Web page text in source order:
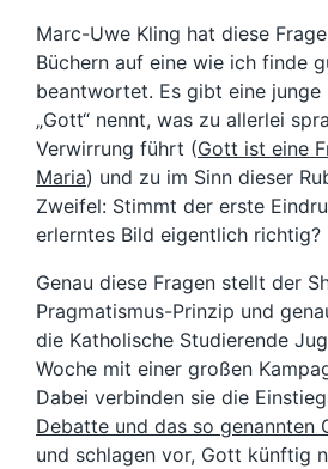
Marc-Uwe Kling hat diese
Büchern auf eine wie ich finde
beantwortet. Es gibt eine junge
„Gott“ nennt, was zu allerlei
Verwirrung führt (Gott ist eine
Maria) und zu im Sinn dieser
Zweifel: Stimmt der erste
erlerntes Bild eigentlich richtig?
Genau diese Fragen stellt der
Pragmatismus-Prinzip und
die Katholische Studierende
Woche mit einer großen
Dabei verbinden sie die
Debatte und das so genannten
und schlagen vor, Gott künftig